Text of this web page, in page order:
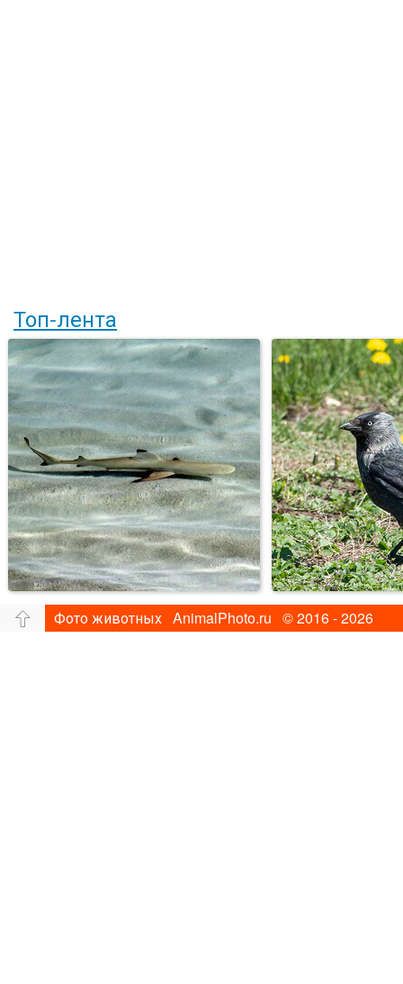
Топ-лента
Фото животных AnimalPhoto.ru © 2016 - 2026